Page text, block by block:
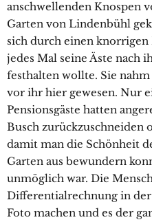
anschwellenden Knospen
Garten von Lindenbühl
sich durch einen
jedes Mal seine Äste nach
festhalten wollte. Sie
vor ihr hier gewesen. Nur
Pensionsgäste hatten
Busch zurückzuschneiden
damit man die Schönheit
Garten aus bewundern
unmöglich war. Die
Differentialrechnung in
Foto machen und es der